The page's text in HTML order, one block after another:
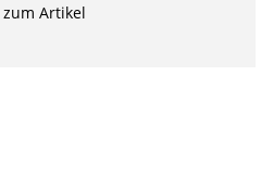
zum Artikel